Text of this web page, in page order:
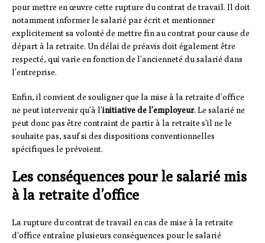
pour mettre en œuvre cette rupture du contrat de travail. Il doit
notamment informer le salarié par écrit et mentionner
explicitement sa volonté de mettre fin au contrat pour cause de
départ à la retraite. Un délai de préavis doit également être
respecté, qui varie en fonction de l’ancienneté du salarié dans
l’entreprise.
Enfin, il convient de souligner que la mise à la retraite d’office
ne peut intervenir qu’à l’initiative de l’employeur. Le salarié ne
peut donc pas être contraint de partir à la retraite s’il ne le
souhaite pas, sauf si des dispositions conventionnelles
spécifiques le prévoient.
Les conséquences pour le salarié mis
à la retraite d’office
La rupture du contrat de travail en cas de mise à la retraite
d’office entraîne plusieurs conséquences pour le salarié